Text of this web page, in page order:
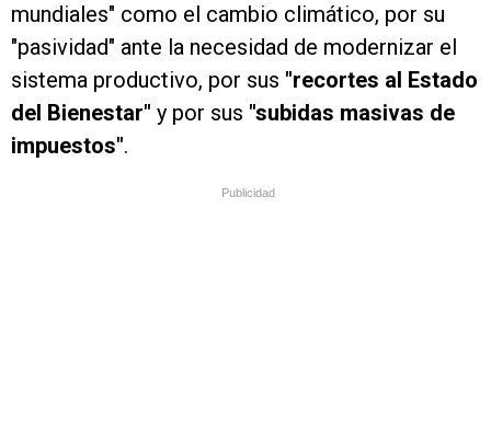
mundiales" como el cambio climático, por su
"pasividad" ante la necesidad de modernizar el
sistema productivo, por sus "recortes al Estado
del Bienestar" y por sus "subidas masivas de
impuestos".
Publicidad